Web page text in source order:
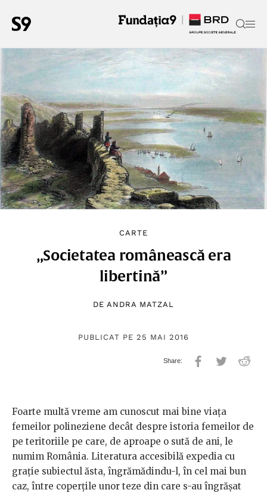
CARTE
„Societatea românească era
libertină”
DE ANDRA MATZAL
PUBLICAT PE 25 MAI 2016
Foarte multă vreme am cunoscut mai bine viața
femeilor polineziene decât despre istoria femeilor de
pe teritoriile pe care, de aproape o sută de ani, le
numim România. Literatura accesibilă expedia cu
grație subiectul ăsta, îngrămădindu-l, în cel mai bun
caz, între coperțile unor teze din care s-au îngrășat